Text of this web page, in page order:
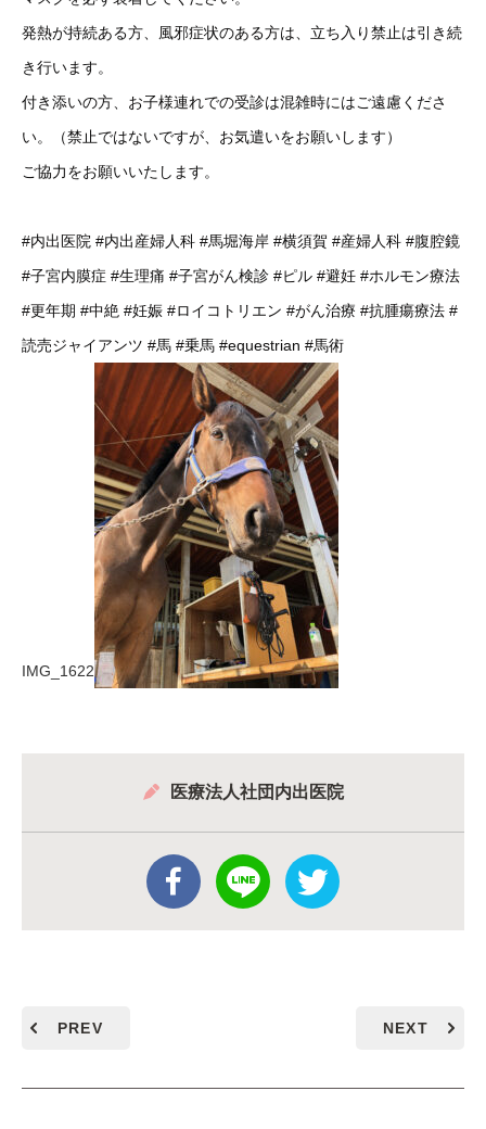
発熱が持続ある方、風邪症状のある方は、立ち入り禁止は引き続
き行います。
付き添いの方、お子様連れでの受診は混雑時にはご遠慮くださ
い。（禁止ではないですが、お気遣いをお願いします）
ご協力をお願いいたします。
#内出医院 #内出産婦人科 #馬堀海岸 #横須賀 #産婦人科 #腹腔鏡
#子宮内膜症 #生理痛 #子宮がん検診 #ピル #避妊 #ホルモン療法
#更年期 #中絶 #妊娠 #ロイコトリエン #がん治療 #抗腫瘍療法 #
読売ジャイアンツ #馬 #乗馬 #equestrian #馬術
IMG_1622
医療法人社団内出医院
PREV NEXT